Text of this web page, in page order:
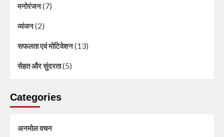
मनोरंजन(7)
व्यंजन(2)
सफलता एवं मोटिवेशन(13)
सेहत और सुंदरता(5)
Categories
अनमोल वचन